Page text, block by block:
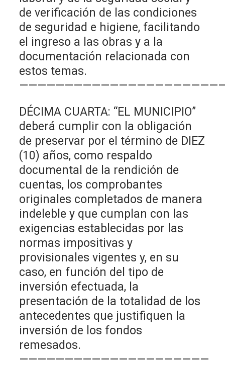
de verificación de las condiciones
de seguridad e higiene, facilitando
el ingreso a las obras y a la
documentación relacionada con
estos temas.
DÉCIMA CUARTA: “EL MUNICIPIO”
deberá cumplir con la obligación
de preservar por el término de DIEZ
(10) años, como respaldo
documental de la rendición de
cuentas, los comprobantes
originales completados de manera
indeleble y que cumplan con las
exigencias establecidas por las
normas impositivas y
provisionales vigentes y, en su
caso, en función del tipo de
inversión efectuada, la
presentación de la totalidad de los
antecedentes que justifiquen la
inversión de los fondos
remesados.
—————————————————————